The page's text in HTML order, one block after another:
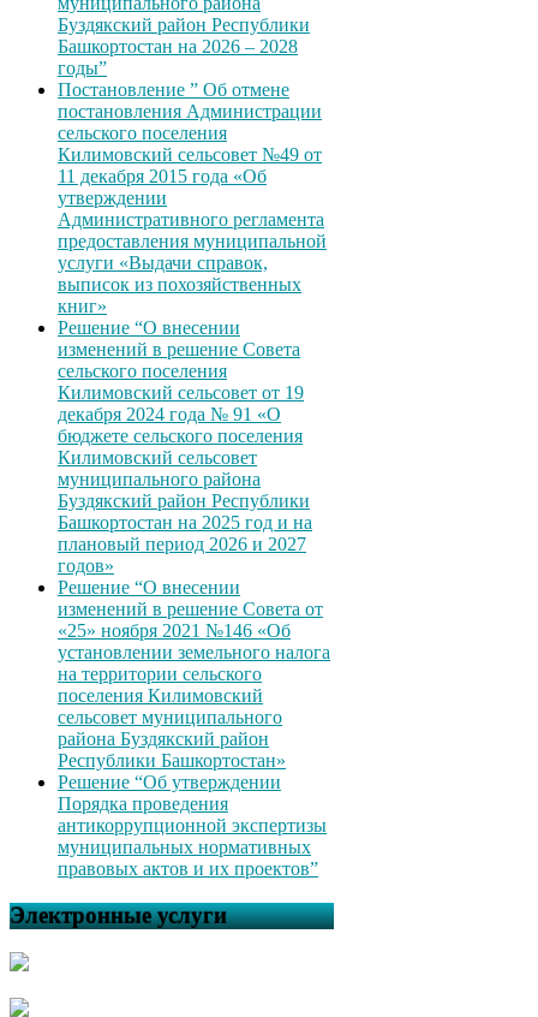
Буздякский район Республики
Башкортостан на 2026 – 2028
годы”
Постановление ” Об отмене
постановления Администрации
сельского поселения
Килимовский сельсовет №49 от
11 декабря 2015 года «Об
утверждении
Административного регламента
предоставления муниципальной
услуги «Выдачи справок,
выписок из похозяйственных
книг»
Решение “О внесении
изменений в решение Совета
сельского поселения
Килимовский сельсовет от 19
декабря 2024 года № 91 «О
бюджете сельского поселения
Килимовский сельсовет
муниципального района
Буздякский район Республики
Башкортостан на 2025 год и на
плановый период 2026 и 2027
годов»
Решение “О внесении
изменений в решение Совета от
«25» ноября 2021 №146 «Об
установлении земельного налога
на территории сельского
поселения Килимовский
сельсовет муниципального
района Буздякский район
Республики Башкортостан»
Решение “Об утверждении
Порядка проведения
антикоррупционной экспертизы
муниципальных нормативных
правовых актов и их проектов”
Электронные услуги